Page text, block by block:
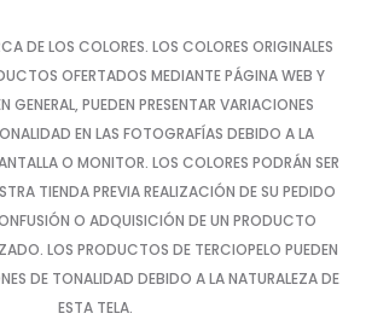
DE LOS COLORES. LOS COLORES ORIGINALES
OFERTADOS MEDIANTE PÁGINA WEB Y
GENERAL, PUEDEN PRESENTAR VARIACIONES
EN LAS FOTOGRAFÍAS DEBIDO A LA
O MONITOR. LOS COLORES PODRÁN SER
TIENDA PREVIA REALIZACIÓN DE SU PEDIDO
O ADQUISICIÓN DE UN PRODUCTO
LOS PRODUCTOS DE TERCIOPELO PUEDEN
DE TONALIDAD DEBIDO A LA NATURALEZA DE
ESTA TELA.